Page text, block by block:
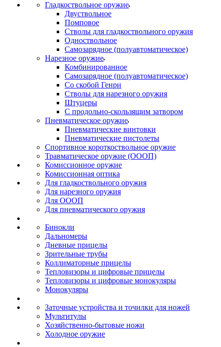
Гладкоствольное оружие
Двуствольное
Помповое
Стволы для гладкоствольного оружия
Одноствольное
Самозарядное (полуавтоматическое)
Нарезное оружие
Комбинированное
Самозарядное (полуавтоматическое)
Со скобой Генри
Стволы для нарезного оружия
Штуцеры
С продольно-скользящим затвором
Пневматическое оружие
Пневматические винтовки
Пневматические пистолеты
Спортивное короткоствольное оружие
Травматическое оружие (ОООП)
Комиссионное оружие
Комиссионная оптика
Для гладкоствольного оружия
Для нарезного оружия
Для ОООП
Для пневматического оружия
Бинокли
Дальномеры
Дневные прицелы
Зрительные трубы
Коллиматорные прицелы
Тепловизоры и цифровые прицелы
Тепловизоры и цифровые монокуляры
Монокуляры
Заточные устройства и точилки для ножей
Мультитулы
Хозяйственно-бытовые ножи
Холодное оружие